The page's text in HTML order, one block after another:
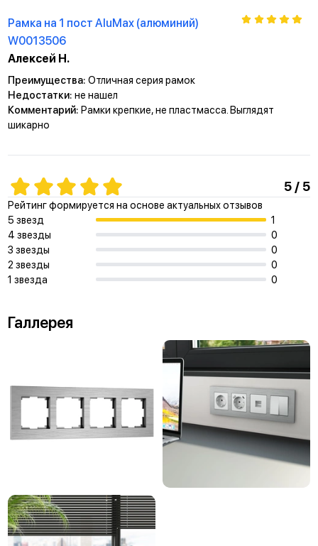
не вызывает нагрева механизма
Установите подрозетник
Закрепите механизм в подрозетнике
Установите рамку на защелки механизма
Отверстия для монтажа винтами к стене
Анкерное крепление
Отверстия для монтажа на подрозетник
Рамка на 1 пост AluMax (алюминий)
W0013506
Алексей Н.
Преимущества: Отличная серия рамок
Недостатки: не нашел
Комментарий: Рамки крепкие, не пластмасса. Выглядят
шикарно
5 / 5
Рейтинг формируется на основе актуальных отзывов
5 звезд
1
4 звезды
0
3 звезды
0
2 звезды
0
1 звезда
0
Галлерея